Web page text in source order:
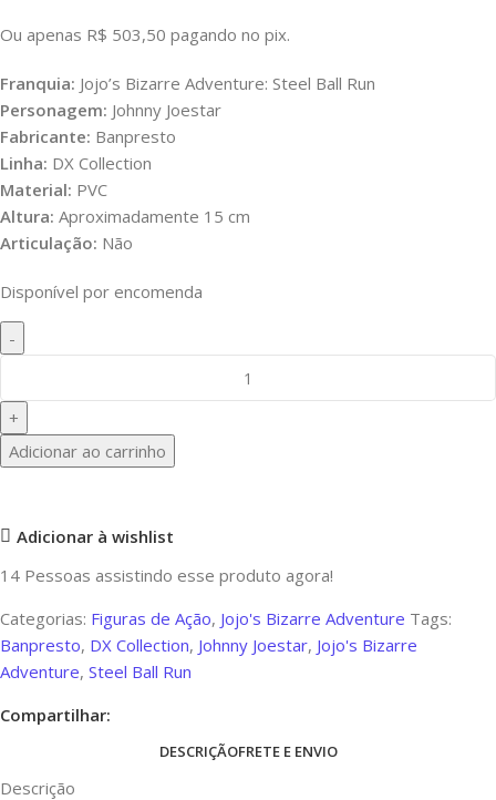
Ou apenas R$ 503,50 pagando no pix.
Franquia: Jojo’s Bizarre Adventure: Steel Ball Run
Personagem: Johnny Joestar
Fabricante: Banpresto
Linha: DX Collection
Material: PVC
Altura: Aproximadamente 15 cm
Articulação: Não
Disponível por encomenda
Adicionar ao carrinho
Adicionar à wishlist
14 Pessoas assistindo esse produto agora!
Categorias: Figuras de Ação, Jojo's Bizarre Adventure Tags:
Banpresto, DX Collection, Johnny Joestar, Jojo's Bizarre
Adventure, Steel Ball Run
Compartilhar:
DESCRIÇÃOFRETE E ENVIO
Descrição